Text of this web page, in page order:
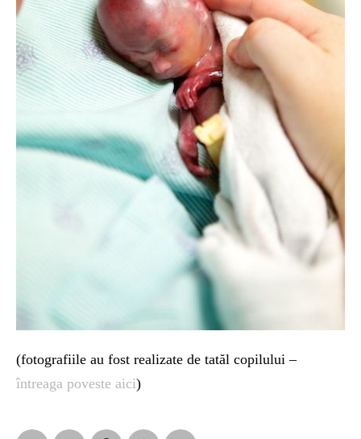
(fotografiile au fost realizate de tatăl copilului –
întreaga poveste aici)